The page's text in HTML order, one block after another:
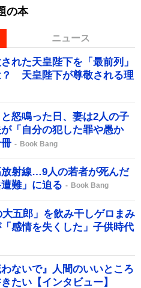
の本
ニュース
れた天皇陛下を「最前列」
？ 天皇陛下が尊敬される理
と怒鳴った日、妻は2人の子
「自分の犯した罪や愚か
Book Bang
射線…9人の若者が死んだ
難」に迫る
Book Bang
五郎」を飲み干しゲロまみ
感情を失くした」子供時代
ないで』人間のいいところ
たい【インタビュー】